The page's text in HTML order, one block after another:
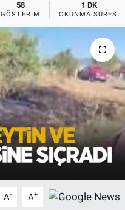
58
GÖSTERIM
1 DK
OKUNMA SÜRESI
A- A+